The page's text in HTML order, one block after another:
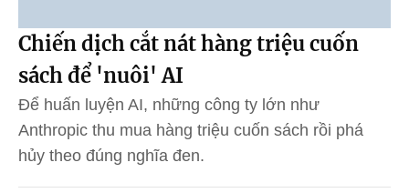
Chiến dịch cắt nát hàng triệu cuốn
sách để 'nuôi' AI
Để huấn luyện AI, những công ty lớn như
Anthropic thu mua hàng triệu cuốn sách rồi phá
hủy theo đúng nghĩa đen.